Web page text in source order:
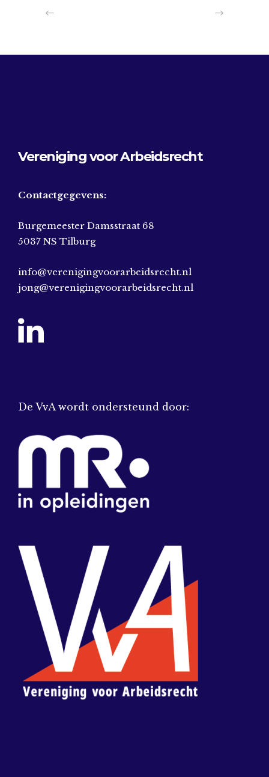
Vereniging voor Arbeidsrecht
Contactgegevens:
Burgemeester Damsstraat 68
5037 NS Tilburg
info@verenigingvoorarbeidsrecht.nl
jong@verenigingvoorarbeidsrecht.nl
De VvA wordt ondersteund door: